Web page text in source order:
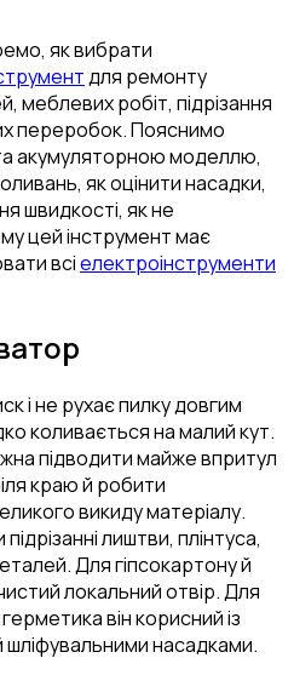
як вибрати
для ремонту
меблевих робіт, підрізання
переробок. Пояснимо
акумуляторною моделлю,
як оцінити насадки,
швидкості, як не
цей інструмент має
всіелектроінструменти
і не рухає пилку довгим
коливається на малий кут.
підводити майже впритул
краю й робити
викиду матеріалу.
лиштви, плінтуса,
Для гіпсокартону й
локальний отвір. Для
він корисний із
шліфувальними насадками.